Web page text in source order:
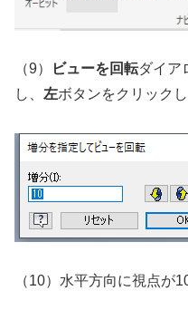
（9） ビューを回転ダイア
し、 左ボタンをクリックし
（10）水平方向に視点が